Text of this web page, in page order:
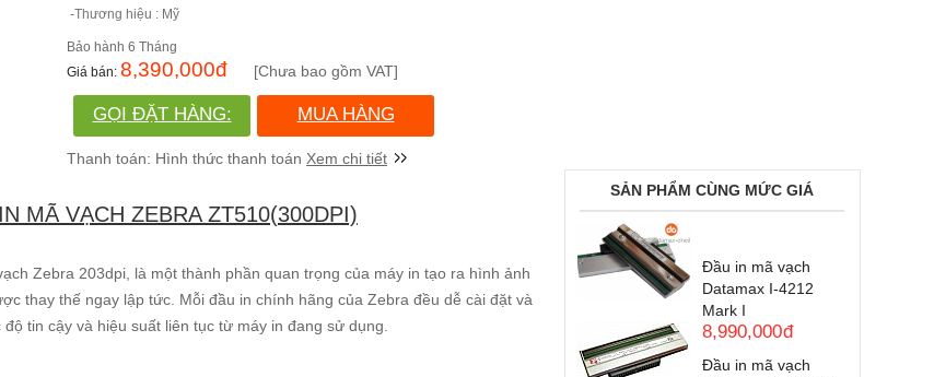
-Thương hiệu : Mỹ
6 Tháng
8,390,000đ [Chưa bao gồm VAT]
GỌI ĐẶT HÀNG:
(028)730.666.86
MUA HÀNG
Xem chi tiết
MÃ VẠCH ZEBRA ZT510(300DPI)
Zebra 203dpi, là một thành phần quan trọng của máy in tạo ra hình ảnh
thay thế ngay lập tức. Mỗi đầu in chính hãng của Zebra đều dễ cài đặt và
tin cậy và hiệu suất liên tục từ máy in đang sử dụng.
SẢN PHẨM CÙNG MỨC GIÁ
Đầu in mã vạch
Datamax I-4212
Mark I
8,990,000đ
Đầu in mã vạch